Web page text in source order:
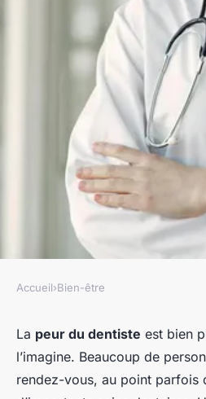
Peur du dentiste
pour une visite
Accueil›Bien-être
La peur du dentiste est bien
l’imagine. Beaucoup de
rendez-vous, au point parfois